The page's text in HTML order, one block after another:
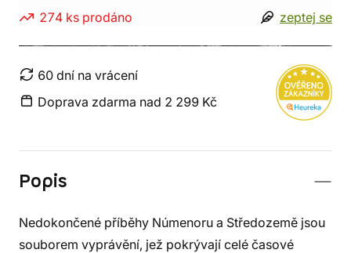
274 ks prodáno zeptej se
60 dní na vrácení
Doprava zdarma nad 2 299 Kč
Popis
Nedokončené příběhy Númenoru a Středozemě jsou
souborem vyprávění, jež pokrývají celé časové